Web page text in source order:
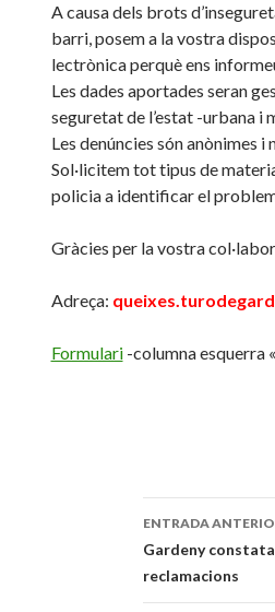
A causa dels brots
barri, posem a la vostra
lectrònica perquè ens
Les dades aportades seran
seguretat de l’estat -urbana i
Les denúncies són anònimes i
Sol·licitem tot tipus de
policia a identificar el
Gràcies per la vostra
Adreça:
Formulari-columna esquerra
de
ENTRADA
Gardeny
reclamacions